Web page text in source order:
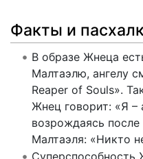
Факты и
В образе Жнеца
Малтаэлю, ангелу
Reaper of Souls».
Жнец говорит: «Я –
возрождаясь
Малтаэля: «Никто